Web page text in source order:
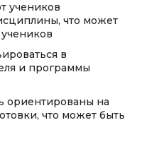
учеников
что может
в
и программы
ориентированы на
что может быть